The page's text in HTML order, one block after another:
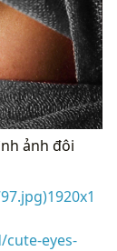
ảnh đôi
eyes-